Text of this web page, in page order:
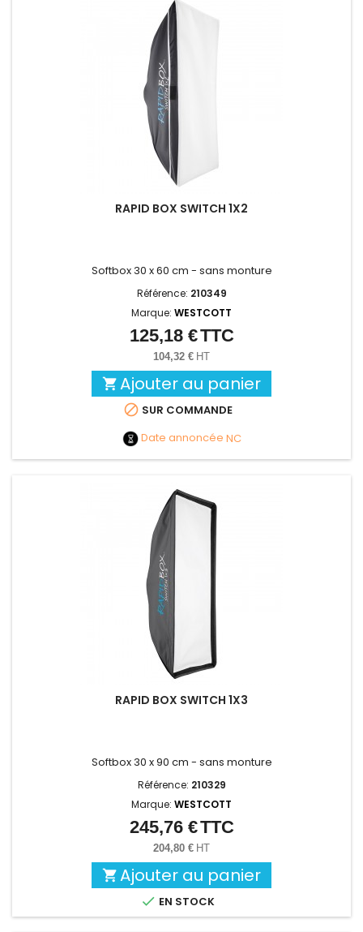
RAPID BOX SWITCH 1X2
Softbox 30 x 60 cm - sans monture
Référence: 210349
Marque: WESTCOTT
Prix
125,18 €TTC
104,32 € HT
 Ajouter au panier
 SUR COMMANDE
Date annoncée NC
RAPID BOX SWITCH 1X3
Softbox 30 x 90 cm - sans monture
Référence: 210329
Marque: WESTCOTT
Prix
245,76 €TTC
204,80 € HT
 Ajouter au panier
 EN STOCK